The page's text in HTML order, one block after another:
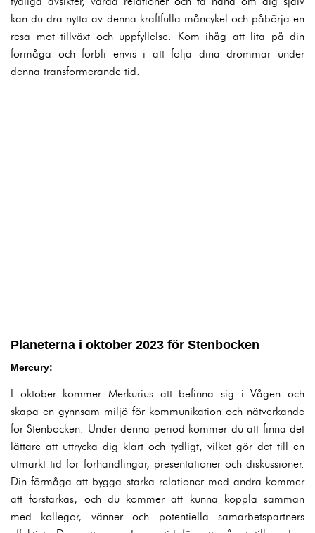
kan du dra nytta av denna kraftfulla måncykel och påbörja en
resa mot tillväxt och uppfyllelse. Kom ihåg att lita på din
förmåga och förbli envis i att följa dina drömmar under
denna transformerande tid.
Planeterna i oktober 2023 för Stenbocken
Mercury:
I oktober kommer Merkurius att befinna sig i Vågen och
skapa en gynnsam miljö för kommunikation och nätverkande
för Stenbocken. Under denna period kommer du att finna det
lättare att uttrycka dig klart och tydligt, vilket gör det till en
utmärkt tid för förhandlingar, presentationer och diskussioner.
Din förmåga att bygga starka relationer med andra kommer
att förstärkas, och du kommer att kunna koppla samman
med kollegor, vänner och potentiella samarbetspartners